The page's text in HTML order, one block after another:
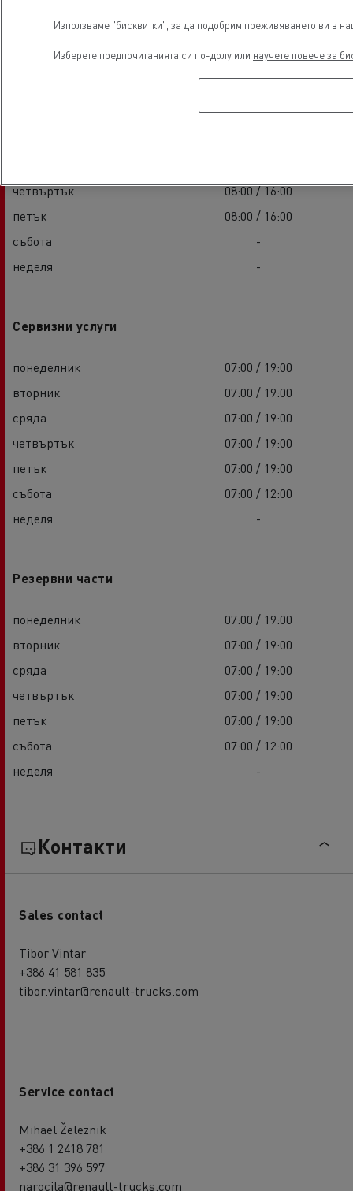
08:00 / 16:00
четвъртък
08:00 / 16:00
петък
08:00 / 16:00
събота
-
неделя
-
Сервизни услуги
понеделник
07:00 / 19:00
вторник
07:00 / 19:00
сряда
07:00 / 19:00
четвъртък
07:00 / 19:00
петък
07:00 / 19:00
събота
07:00 / 12:00
неделя
-
Резервни части
понеделник
07:00 / 19:00
вторник
07:00 / 19:00
сряда
07:00 / 19:00
четвъртък
07:00 / 19:00
петък
07:00 / 19:00
събота
07:00 / 12:00
неделя
-
Контакти
Sales contact
Tibor Vintar
+386 41 581 835
tibor.vintar@renault-trucks.com
Service contact
Mihael Železnik
+386 1 2418 781
+386 31 396 597
narocila@renault-trucks.com
Използваме "бисквитки", за да подобрим преживяването ви в
Изберете предпочитанията си по-долу или научете повече за